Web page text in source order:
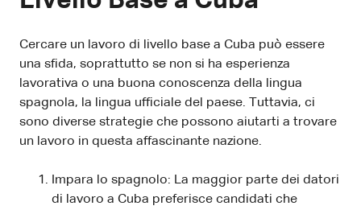
Cercare un lavoro di livello base a Cuba può essere
una sfida, soprattutto se non si ha esperienza
lavorativa o una buona conoscenza della lingua
spagnola, la lingua ufficiale del paese. Tuttavia, ci
sono diverse strategie che possono aiutarti a trovare
un lavoro in questa affascinante nazione.
Impara lo spagnolo: La maggior parte dei datori
di lavoro a Cuba preferisce candidati che